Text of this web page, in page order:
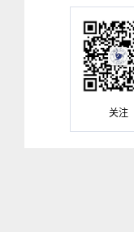
关注